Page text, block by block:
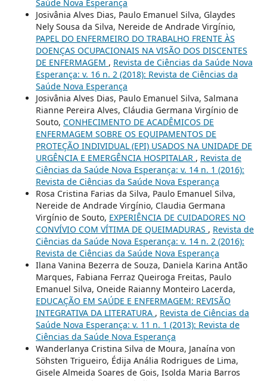
Saúde Nova Esperança
Josivânia Alves Dias, Paulo Emanuel Silva, Glaydes
Nely Sousa da Silva, Nereide de Andrade Virgínio,
PAPEL DO ENFERMEIRO DO TRABALHO FRENTE ÀS
DOENÇAS OCUPACIONAIS NA VISÃO DOS DISCENTES
DE ENFERMAGEM , Revista de Ciências da Saúde Nova
Esperança: v. 16 n. 2 (2018): Revista de Ciências da
Saúde Nova Esperança
Josivânia Alves Dias, Paulo Emanuel Silva, Salmana
Rianne Pereira Alves, Cláudia Germana Virgínio de
Souto, CONHECIMENTO DE ACADÊMICOS DE
ENFERMAGEM SOBRE OS EQUIPAMENTOS DE
PROTEÇÃO INDIVIDUAL (EPI) USADOS NA UNIDADE DE
URGÊNCIA E EMERGÊNCIA HOSPITALAR , Revista de
Ciências da Saúde Nova Esperança: v. 14 n. 1 (2016):
Revista de Ciências da Saúde Nova Esperança
Rosa Cristina Farias da Silva, Paulo Emanuel Silva,
Nereide de Andrade Virgínio, Claudia Germana
Virgínio de Souto, EXPERIÊNCIA DE CUIDADORES NO
CONVÍVIO COM VÍTIMA DE QUEIMADURAS , Revista de
Ciências da Saúde Nova Esperança: v. 14 n. 2 (2016):
Revista de Ciências da Saúde Nova Esperança
Ilana Vanina Bezerra de Souza, Daniela Karina Antão
Marques, Fabiana Ferraz Queiroga Freitas, Paulo
Emanuel Silva, Oneide Raianny Monteiro Lacerda,
EDUCAÇÃO EM SAÚDE E ENFERMAGEM: REVISÃO
INTEGRATIVA DA LITERATURA , Revista de Ciências da
Saúde Nova Esperança: v. 11 n. 1 (2013): Revista de
Ciências da Saúde Nova Esperança
Wanderlanya Cristina Silva de Moura, Janaína von
Söhsten Trigueiro, Édija Anália Rodrigues de Lima,
Gisele Almeida Soares de Gois, Isolda Maria Barros